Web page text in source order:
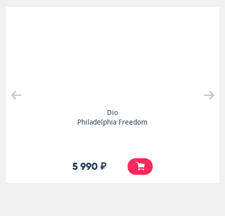
Dio
Philadelphia Freedom
5 990 ₽